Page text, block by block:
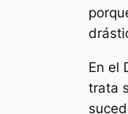
En el
trata